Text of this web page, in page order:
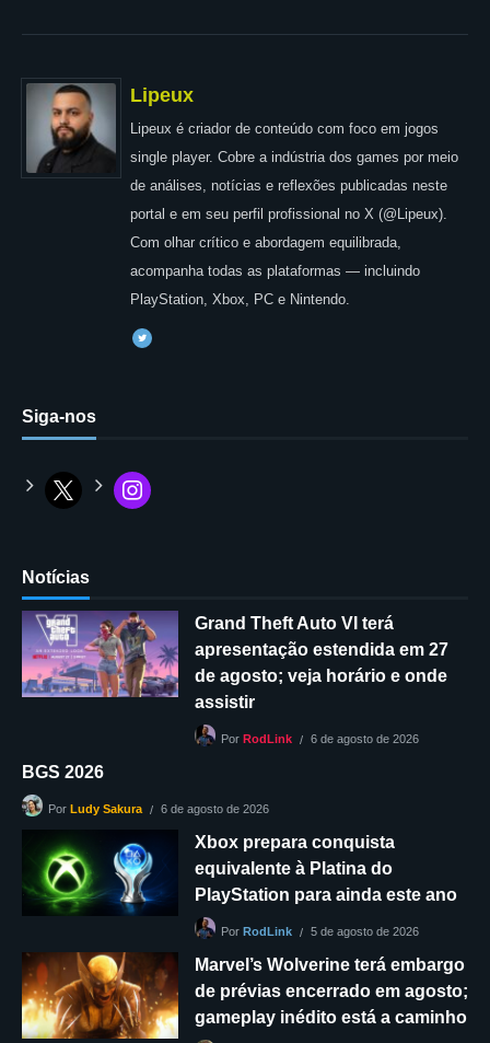
Lipeux
Lipeux é criador de conteúdo com foco em jogos
single player. Cobre a indústria dos games por meio
de análises, notícias e reflexões publicadas neste
portal e em seu perfil profissional no X (@Lipeux).
Com olhar crítico e abordagem equilibrada,
acompanha todas as plataformas — incluindo
PlayStation, Xbox, PC e Nintendo.
Siga-nos
Notícias
Grand Theft Auto VI terá
apresentação estendida em 27
de agosto; veja horário e onde
assistir
Por RodLink 6 de agosto de 2026
BGS 2026
Por Ludy Sakura 6 de agosto de 2026
Xbox prepara conquista
equivalente à Platina do
PlayStation para ainda este ano
Por RodLink 5 de agosto de 2026
Marvel’s Wolverine terá embargo
de prévias encerrado em agosto;
gameplay inédito está a caminho